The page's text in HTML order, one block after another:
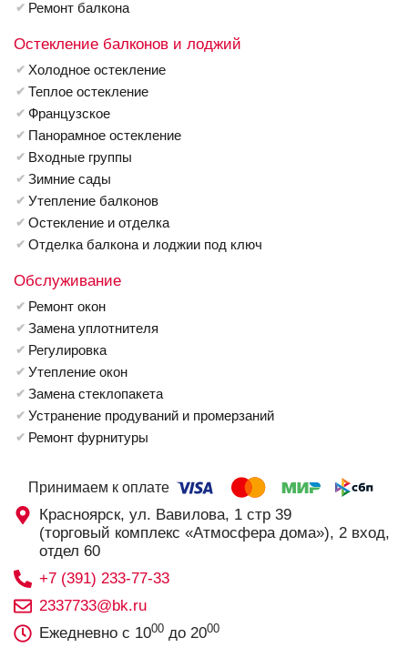
Ремонт балкона
Остекление балконов и лоджий
Холодное остекление
Теплое остекление
Французское
Панорамное остекление
Входные группы
Зимние сады
Утепление балконов
Остекление и отделка
Отделка балкона и лоджии под ключ
Обслуживание
Ремонт окон
Замена уплотнителя
Регулировка
Утепление окон
Замена стеклопакета
Устранение продуваний и промерзаний
Ремонт фурнитуры
Принимаем к оплате
Красноярск, ул. Вавилова, 1 стр 39
(торговый комплекс «Атмосфера дома»), 2 вход,
отдел 60
+7 (391) 233-77-33
2337733@bk.ru
Ежедневно с 1000 до 2000